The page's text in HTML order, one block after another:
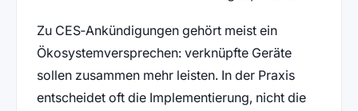
Zu CES‑Ankündigungen gehört meist ein
Ökosystemversprechen: verknüpfte Geräte
sollen zusammen mehr leisten. In der Praxis
entscheidet oft die Implementierung, nicht die